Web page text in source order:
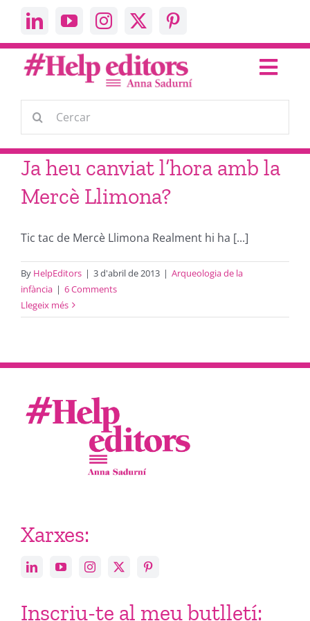
content
Escric
Parlo
Help Editors
About me
Contacta’m
Cerca
Ja heu canviat l’hora amb la
Mercè Llimona?
Tic tac de Mercè Llimona Realment hi ha [...]
By HelpEditors | 3 d'abril de 2013 | Arqueologia de la
infància | 6 Comments
Llegeix més
Xarxes:
Inscriu-te al meu butlletí: